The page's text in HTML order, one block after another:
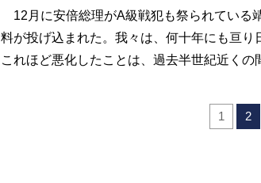
12月に安倍総理がA級戦犯も祭られている
料が投げ込まれた。我々は、何十年にも亘
これほど悪化したことは、過去半世紀近くの
1 2